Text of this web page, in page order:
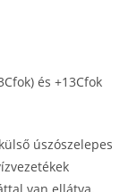
és +13Cfok
úszószelepes
van ellátva,